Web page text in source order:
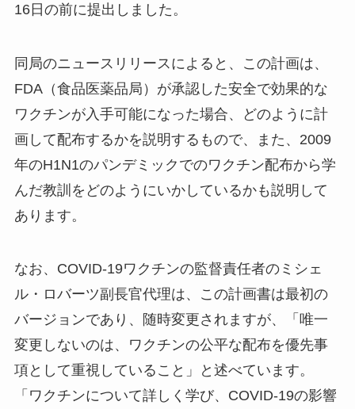
16日の前に提出しました。
同局のニュースリリースによると、この計画は、
FDA（食品医薬品局）が承認した安全で効果的な
ワクチンが入手可能になった場合、どのように計
画して配布するかを説明するもので、また、2009
年のH1N1のパンデミックでのワクチン配布から学
んだ教訓をどのようにいかしているかも説明して
あります。
なお、COVID-19ワクチンの監督責任者のミシェ
ル・ロバーツ副長官代理は、この計画書は最初の
バージョンであり、随時変更されますが、「唯一
変更しないのは、ワクチンの公平な配布を優先事
項として重視していること」と述べています。
「ワクチンについて詳しく学び、COVID-19の影響